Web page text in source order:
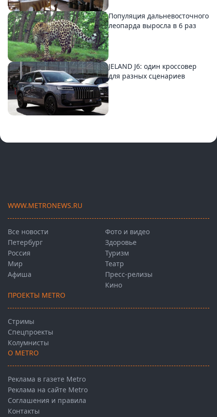
Популяция дальневосточного
леопарда выросла в 6 раз
JELAND J6: один кроссовер
для разных сценариев
WWW.METRONEWS.RU
Все новости
Петербург
Россия
Мир
Афиша
Фото и видео
Здоровье
Туризм
Театр
Пресс-релизы
Кино
ПРОЕКТЫ METRO
Стримы
Спецпроекты
Колумнисты
О METRO
Реклама в газете Metro
Реклама на сайте Metro
Соглашения и правила
Контакты